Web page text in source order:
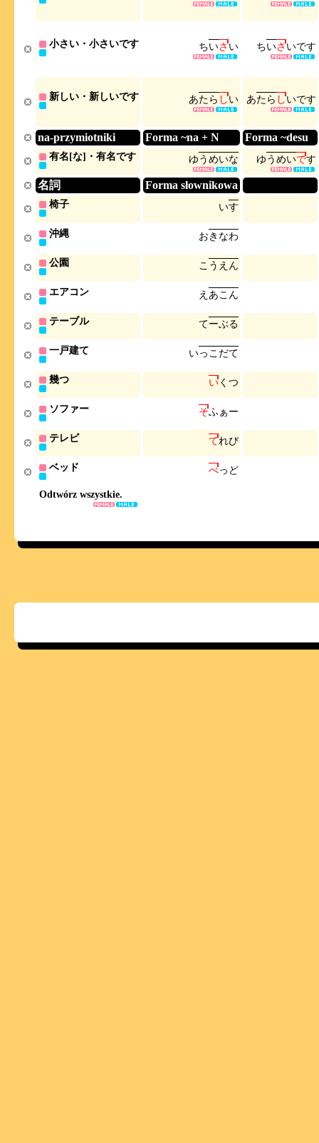
Odtwórz wszystkie.
小さい・小さいです ちいさい ちいさいです
新しい・新しいです あたら しい あたら しいです
na-przymiotniki Forma ~na + N Forma ~desu
有名[な]・有名です ゆうめいな ゆうめいです
名詞 Forma słownikowa
椅子 いす
沖縄 おき なわ
公園 こ う え ん
エアコン え あこ ん
テーブル てーぶる
一戸建て いっ こ だて
幾つ いく つ
ソファー そふ ぁー
テレビ てれび
ベッド べっ ど